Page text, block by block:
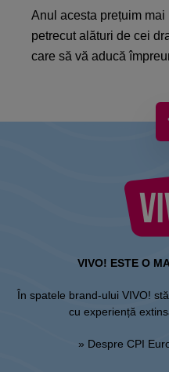
Anul acesta prețuim mai
petrecut alături de cei
care să vă aducă
VIVO! ESTE O
În spatele brand-ului VIVO!
cu experiență
» Despre CPI